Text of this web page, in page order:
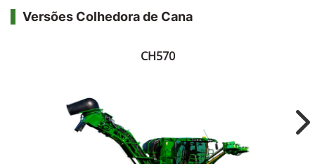
Versões Colhedora de Cana
CH570